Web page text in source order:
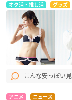
オタ活・推し活 グッズ
こんな安っぽい
アニメ ニュース